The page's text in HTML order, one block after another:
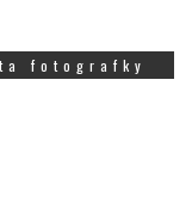
fotografky